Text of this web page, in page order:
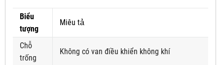
Biểu
tượng
Miêu tả
Chỗ
trống
Không có van điều khiển không khí